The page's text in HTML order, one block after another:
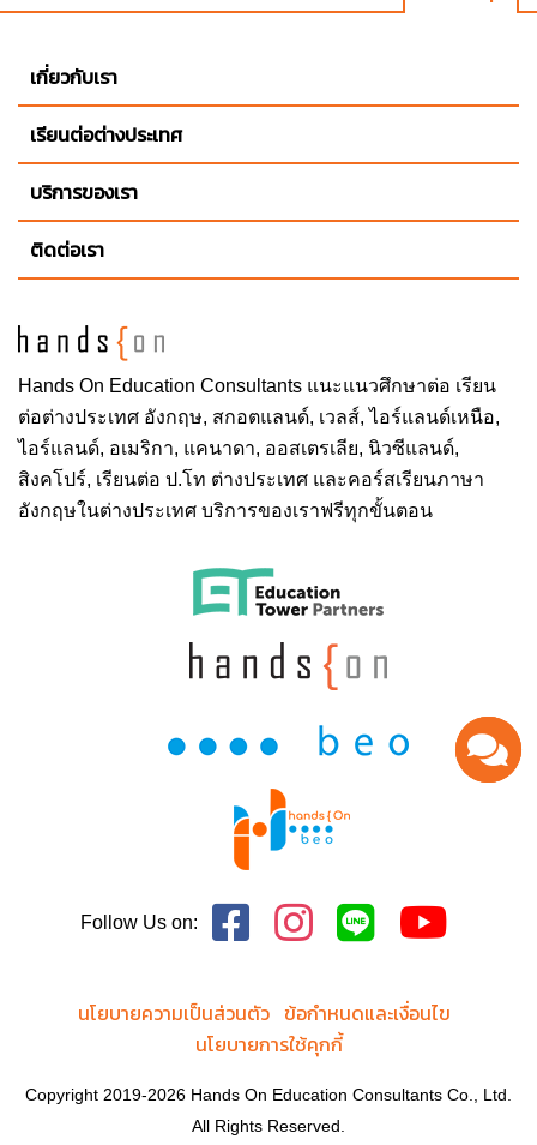
Hands On Education Consultants แนะแนวศึกษาต่อ เรียน
ต่อต่างประเทศ อังกฤษ, สกอตแลนด์, เวลส์, ไอร์แลนด์เหนือ,
ไอร์แลนด์, อเมริกา, แคนาดา, ออสเตรเลีย, นิวซีแลนด์,
สิงคโปร์, เรียนต่อ ป.โท ต่างประเทศ และคอร์สเรียนภาษา
อังกฤษในต่างประเทศ บริการของเราฟรีทุกขั้นตอน
เกี่ยวกับเรา
เรียนต่อต่างประเทศ
บริการของเรา
ติดต่อเรา
Follow Us on:
นโยบายความเป็นส่วนตัว ข้อกำหนดและเงื่อนไข
นโยบายการใช้คุกกี้
Copyright 2019-2026 Hands On Education Consultants Co., Ltd.
All Rights Reserved.